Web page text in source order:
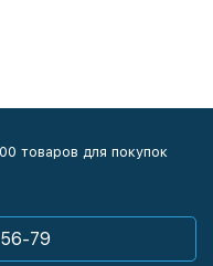
товаров для покупок
79